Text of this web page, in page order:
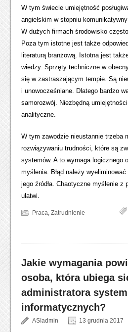
W tym świecie umiejętność
angielskim w stopniu
W dużych firmach środowisko
Poza tym istotne jest także
literaturą branżową. Istotna jest
wiedzy. Sprzęty techniczne w
się w zastraszającym tempie. Są
i unowocześniane. Dlatego bardzo
samorozwój. Niezbędną
analityczne.
W tym zawodzie nieustannie trzeba
rozwiązywaniu trudności, które są
systemów. A to wymaga logicznego
myślenia. Błąd należy
jego źródła. Chaotyczne myślenie z
ułatwi.
Praca, Zatrudnienie
Jakie wymagania
osoba, która ubiega
administratora
informatycznych?
ASIadmin 13 grudnia 2017